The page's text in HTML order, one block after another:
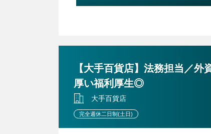
・各種送付書類の作成(お客様・保険会
【大手百貨店】法務担当／
厚い福利厚生◎
大手百貨店
完全週休二日制(土日)